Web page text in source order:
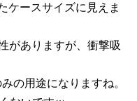
ケースサイズに見えま
がありますが、衝撃吸
の用途になりますね。